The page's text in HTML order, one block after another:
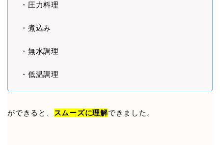
・圧力料理
・煮込み
・無水調理
・低温調理
ができると、 スムーズに理解できました。